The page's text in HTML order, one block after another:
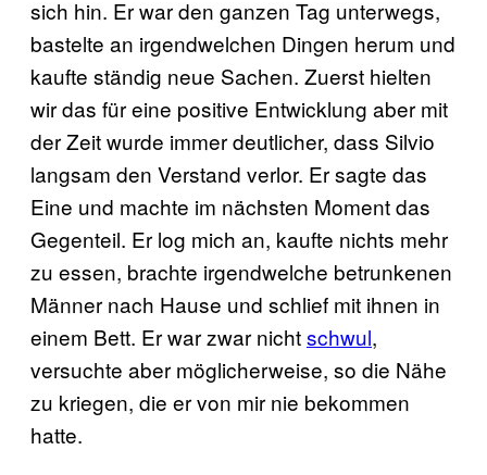
sich hin. Er war den ganzen Tag unterwegs,
bastelte an irgendwelchen Dingen herum und
kaufte ständig neue Sachen. Zuerst hielten
wir das für eine positive Entwicklung aber mit
der Zeit wurde immer deutlicher, dass Silvio
langsam den Verstand verlor. Er sagte das
Eine und machte im nächsten Moment das
Gegenteil. Er log mich an, kaufte nichts mehr
zu essen, brachte irgendwelche betrunkenen
Männer nach Hause und schlief mit ihnen in
einem Bett. Er war zwar nichtschwul,
versuchte aber möglicherweise, so die Nähe
zu kriegen, die er von mir nie bekommen
hatte.